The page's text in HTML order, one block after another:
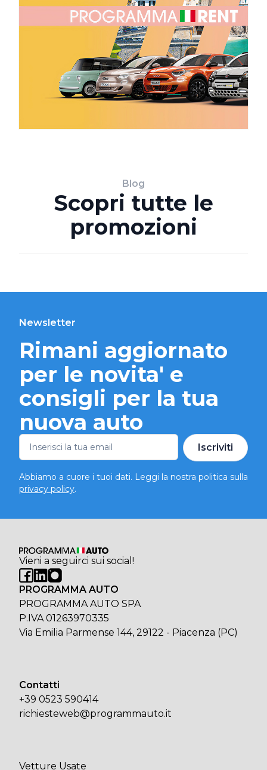
Blog
Scopri tutte le
promozioni
Newsletter
Rimani aggiornato
per le novita' e
consigli per la tua
nuova auto
Iscriviti
Abbiamo a cuore i tuoi dati. Leggi la nostra politica sulla
privacy policy.
Vieni a seguirci sui social!
PROGRAMMA AUTO
PROGRAMMA AUTO SPA
P.IVA 01263970335
Via Emilia Parmense 144, 29122 - Piacenza (PC)
Contatti
+39 0523 590414
richiesteweb@programmauto.it
Vetture Usate